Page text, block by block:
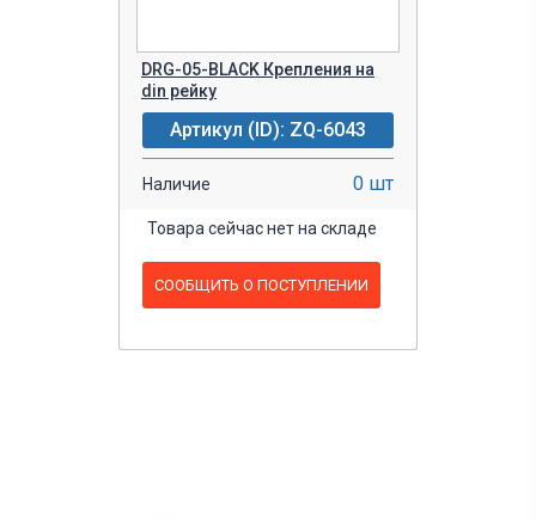
DRG-05-BLACK Крепления на
din рейку
Артикул (ID): ZQ-6043
Наличие 0 шт
Товара сейчас нет на складе
СООБЩИТЬ О ПОСТУПЛЕНИИ